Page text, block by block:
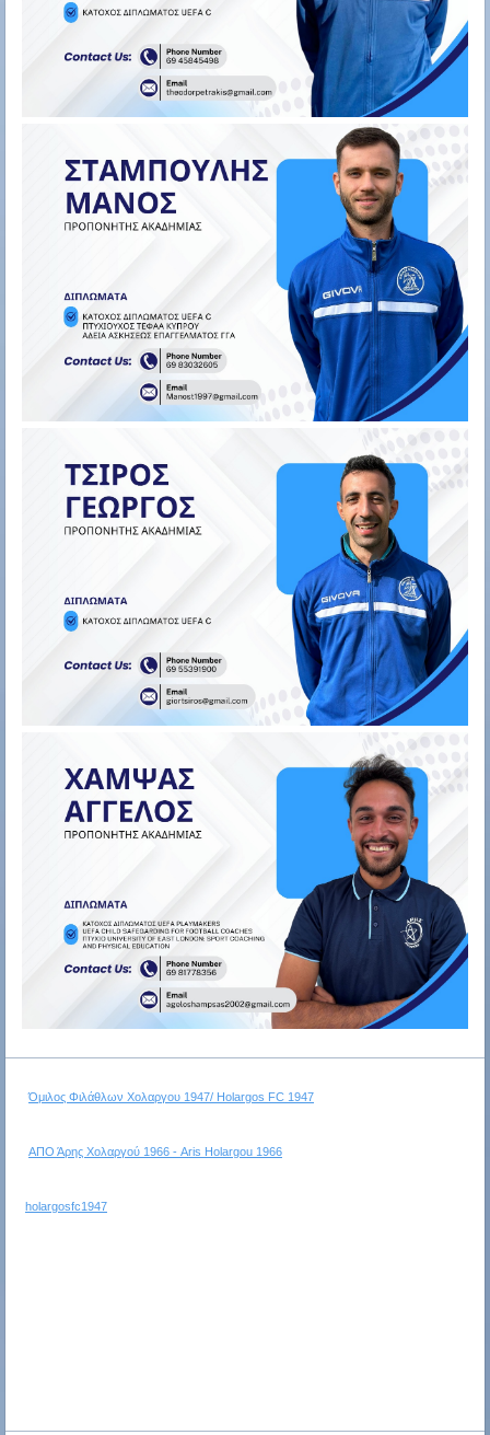
Όμιλος Φιλάθλων Χολαργου 1947/ Holargos FC 1947
ΑΠΟ Άρης Χολαργού 1966 - Aris Holargou 1966
holargosfc1947